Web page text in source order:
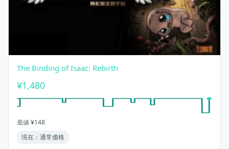
The Binding of Isaac: Rebirth
¥1,480
底値 ¥148
現在：通常価格